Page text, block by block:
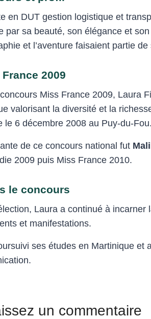
en DUT gestion logistique et
par sa beauté, son élégance et
et l’aventure faisaient partie
France 2009
Miss France 2009, Laura
valorisant la diversité et la
le 6 décembre 2008 au Puy-du-Fou.
de ce concours national fut
2009 puis Miss France 2010.
le concours
Laura a continué à
et manifestations.
ses études en Martinique et
un commentaire